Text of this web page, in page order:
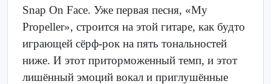
Snap On Face. Уже первая песня, «My
Propeller», строится на этой гитаре, как будто
играющей сёрф-рок на пять тональностей
ниже. И этот приторможенный темп, и этот
лишённый эмоций вокал и приглушённые